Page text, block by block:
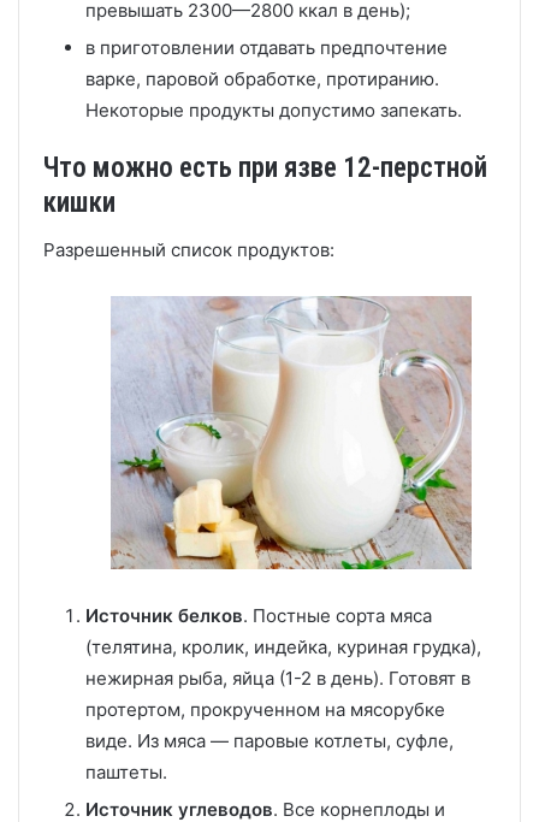
превышать 2300—2800 ккал в день);
в приготовлении отдавать предпочтение
варке, паровой обработке, протиранию.
Некоторые продукты допустимо запекать.
Что можно есть при язве 12-перстной
кишки
Разрешенный список продуктов:
Источник белков. Постные сорта мяса
(телятина, кролик, индейка, куриная грудка),
нежирная рыба, яйца (1-2 в день). Готовят в
протертом, прокрученном на мясорубке
виде. Из мяса — паровые котлеты, суфле,
паштеты.
Источник углеводов. Все корнеплоды и